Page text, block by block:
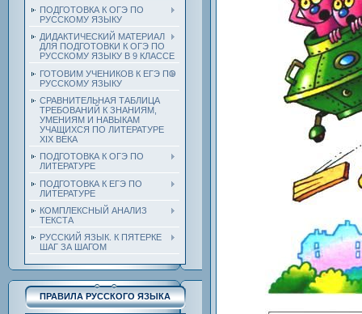
ПОДГОТОВКА К ОГЭ ПО
РУССКОМУ ЯЗЫКУ
ДИДАКТИЧЕСКИЙ МАТЕРИАЛ
ДЛЯ ПОДГОТОВКИ К ОГЭ ПО
РУССКОМУ ЯЗЫКУ В 9 КЛАССЕ
ГОТОВИМ УЧЕНИКОВ К ЕГЭ ПО
РУССКОМУ ЯЗЫКУ
СРАВНИТЕЛЬНАЯ ТАБЛИЦА
ТРЕБОВАНИЙ К ЗНАНИЯМ,
УМЕНИЯМ И НАВЫКАМ
УЧАЩИХСЯ ПО ЛИТЕРАТУРЕ
ХIХ ВЕКА
ПОДГОТОВКА К ОГЭ ПО
ЛИТЕРАТУРЕ
ПОДГОТОВКА К ЕГЭ ПО
ЛИТЕРАТУРЕ
КОМПЛЕКСНЫЙ АНАЛИЗ
ТЕКСТА
РУССКИЙ ЯЗЫК. К ПЯТЕРКЕ
ШАГ ЗА ШАГОМ
ПРАВИЛА РУССКОГО ЯЗЫКА